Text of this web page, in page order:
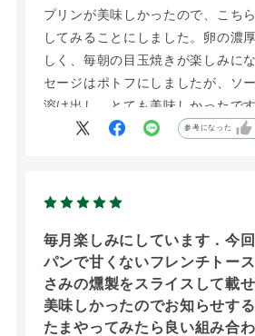
プリンが美味しかったので、こち
してみることにしました。卵の濃
しく、毎朝の目玉焼きが楽しみに
セージはポトフにしましたが、ソ
溶け出し、とても美味しかったで
参考になった
毎月楽しみにしています．今
パンで甘くないフレンチトー
さみの燻製をスライスして載
美味しかったのでお知らせす
たまやってみたら良い組み合